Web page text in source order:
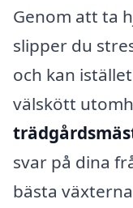
Genom att ta
slipper du
och kan
välskött
svar på dina
bästa